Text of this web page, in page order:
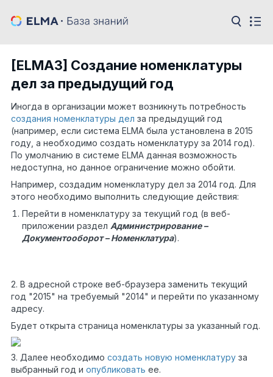
[ELMA3] Создание номенклатуры
дел за предыдущий год
Иногда в организации может возникнуть потребность
создания номенклатуры дел за предыдущий год
(например, если система ELMA была установлена в 2015
году, а необходимо создать номенклатуру за 2014 год).
По умолчанию в системе ELMA данная возможность
недоступна, но данное ограничение можно обойти.
Например, создадим номенклатуру дел за 2014 год. Для
этого необходимо выполнить следующие действия:
Перейти в номенклатуру за текущий год (в веб-
приложении раздел Администрирование –
Документооборот – Номенклатура).
2. В адресной строке веб-браузера заменить текущий
год "2015" на требуемый "2014" и перейти по указанному
адресу.
Будет открыта страница номенклатуры за указанный год.
3. Далее необходимо создать новую номенклатуру за
выбранный год и опубликовать ее.